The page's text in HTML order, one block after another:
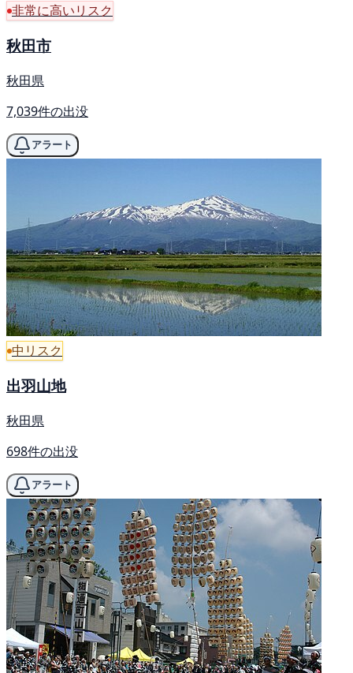
非常に高いリスク
秋田市
秋田県
7,039件の出没
アラート
中リスク
出羽山地
秋田県
698件の出没
アラート